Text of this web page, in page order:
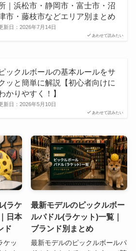
あわせて読みたい
｜浜松市・静岡市・富士市・沼
市・藤枝市などエリア別まとめ
新日： 2026年7月14日
あわせて読みたい
ピックルボールの基本ルールをサ
ッと簡単に解説【初心者向けに
かりやすく！】
新日： 2026年5月10日
(ラケ
日本
ド
ケッ
最新モデルのピックルボー
ルパドル(ラケット)一覧｜
ブランド別まとめ
最新モデルのピックルボールパ